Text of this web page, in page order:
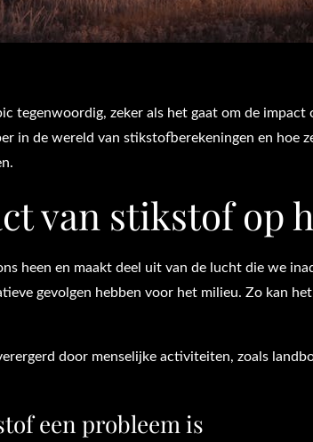
tegenwoordig, zeker als het gaat om de
in de wereld van stikstofberekeningen en hoe
van stikstof op
heen en maakt deel uit van de lucht die we
gevolgen hebben voor het milieu. Zo kan
door menselijke activiteiten, zoals
een probleem is